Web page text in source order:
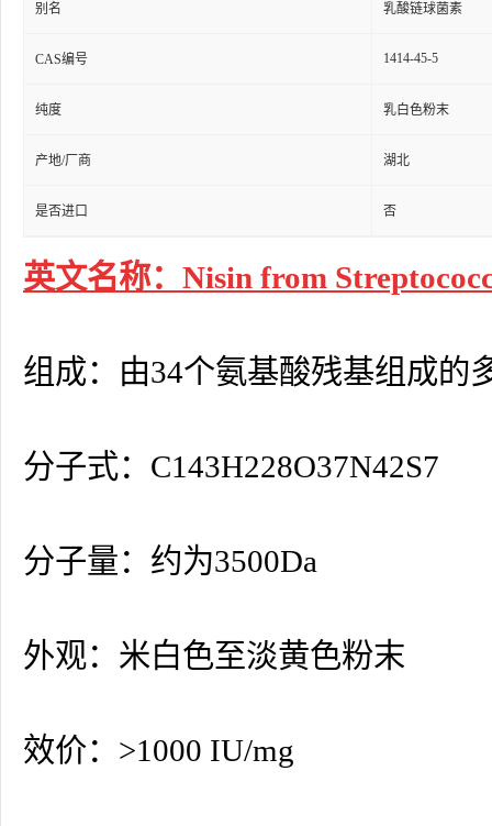
别名 乳酸链球菌素
CAS编号 1414-45-5
纯度 乳白色粉末
产地/厂商 湖北
是否进口 否
英文名称：Nisin from
组成：由34个氨基酸残基组成的
分子式：C143H228O37N42S7
分子量：约为3500Da
外观：米白色至淡黄色粉末
效价：>1000 IU/mg